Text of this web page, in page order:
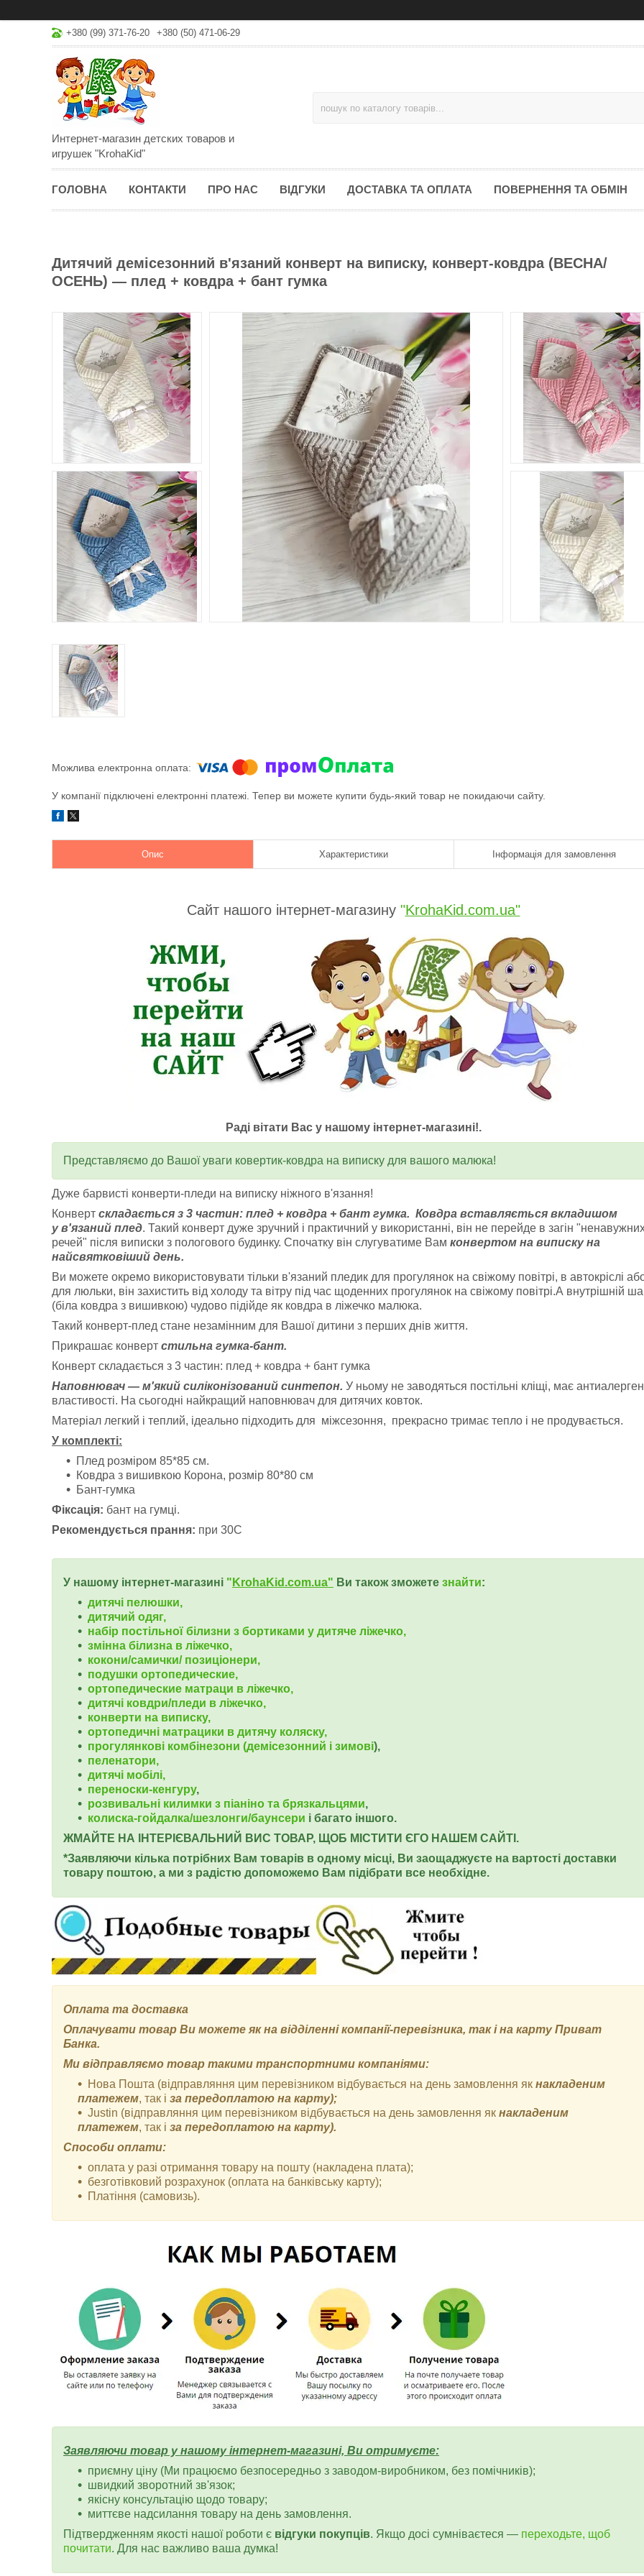
+380 (99) 371-76-20 +380 (50) 471-06-29
Интернет-магазин детских товаров и
игрушек "KrohaKid"
ГОЛОВНА КОНТАКТИ ПРО НАС ВІДГУКИ ДОСТАВКА ТА ОПЛАТА ПОВЕРНЕННЯ ТА ОБМІН
Дитячий демісезонний в'язаний конверт на виписку, конверт-ковдра (ВЕСНА/
ОСЕНЬ) — плед + ковдра + бант гумка
У компанії підключені електронні платежі. Тепер ви можете купити будь-який товар не покидаючи сайту.
Опис Характеристики Інформація для замовлення
Сайт нашого інтернет-магазину "KrohaKid.com.ua"
Раді вітати Вас у нашому інтернет-магазині!.
Представляємо до Вашої уваги ковертик-ковдра на виписку для вашого малюка!
Дуже барвисті конверти-пледи на виписку ніжного в'язання!
Конверт складається з 3 частин: плед + ковдра + бант гумка. Ковдра вставляється вкладишом
у в'язаний плед. Такий конверт дуже зручний і практичний у використанні, він не перейде в загін
речей" після виписки з пологового будинку. Спочатку він слугуватиме Вам конвертом на виписку на
найсвятковіший день.
Ви можете окремо використовувати тільки в'язаний пледик для прогулянок на свіжому повітрі, в автокріслі
для люльки, він захистить від холоду та вітру під час щоденних прогулянок на свіжому повітрі.А внутрішній
(біла ковдра з вишивкою) чудово підійде як ковдра в ліжечко малюка.
Такий конверт-плед стане незамінним для Вашої дитини з перших днів життя.
Прикрашає конверт стильна гумка-бант.
Конверт складається з 3 частин: плед + ковдра + бант гумка
Наповнювач — м'який силіконізований синтепон. У ньому не заводяться постільні кліщі, має
властивості. На сьогодні найкращий наповнювач для дитячих ковток.
Матеріал легкий і теплий, ідеально підходить для міжсезоння, прекрасно тримає тепло і не продувається.
У комплекті:
Плед розміром 85*85 см.
Ковдра з вишивкою Корона, розмір 80*80 см
Бант-гумка
Фіксація: бант на гумці.
Рекомендується прання: при 30С
У нашому інтернет-магазині " KrohaKid.com.ua" Ви також зможете знайти:
дитячі пелюшки,
дитячий одяг,
набір постільної білизни з бортиками у дитяче ліжечко,
змінна білизна в ліжечко,
кокони/самички/ позиціонери,
подушки ортопедические,
ортопедические матраци в ліжечко,
дитячі ковдри/пледи в ліжечко,
конверти на виписку,
ортопедичні матрацики в дитячу коляску,
прогулянкові комбінезони (демісезонний і зимові),
пеленатори,
дитячі мобілі,
переноски-кенгуру,
розвивальні килимки з піаніно та брязкальцями,
колиска-гойдалка/шезлонги/баунсери і багато іншого.
ЖМАЙТЕ НА ІНТЕРІЄВАЛЬНИЙ ВИС ТОВАР, ЩОБ МІСТИТИ ЄГО НАШЕМ САЙТІ.
*Заявляючи кілька потрібних Вам товарів в одному місці, Ви заощаджуєте на вартості доставки
товару поштою, а ми з радістю допоможемо Вам підібрати все необхідне.
Оплата та доставка
Оплачувати товар Ви можете як на відділенні компанії-перевізника, так і на карту Приват
Банка.
Ми відправляємо товар такими транспортними компаніями:
Нова Пошта (відправляння цим перевізником відбувається на день замовлення як накладеним
платежем, так і за передоплатою на карту);
Justin (відправляння цим перевізником відбувається на день замовлення як накладеним
платежем, так і за передоплатою на карту).
Способи оплати:
оплата у разі отримання товару на пошту (накладена плата);
безготівковий розрахунок (оплата на банківську карту);
Платіння (самовизь).
Заявляючи товар у нашому інтернет-магазині, Ви отримуєте:
приємну ціну (Ми працюємо безпосередньо з заводом-виробником, без помічників);
швидкий зворотний зв'язок;
якісну консультацію щодо товару;
миттєве надсилання товару на день замовлення.
Підтвердженням якості нашої роботи є відгуки покупців. Якщо досі сумніваєтеся — переходьте, щоб
почитати. Для нас важливо ваша думка!